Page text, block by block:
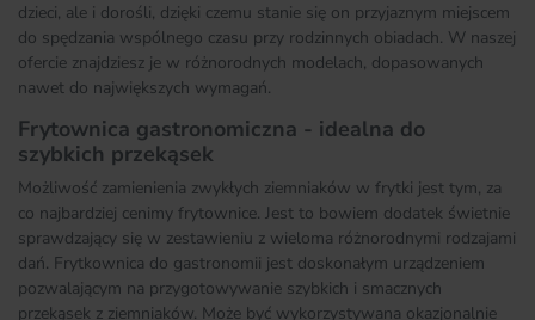
dzieci, ale i dorośli, dzięki czemu stanie się on przyjaznym miejscem
do spędzania wspólnego czasu przy rodzinnych obiadach. W naszej
ofercie znajdziesz je w różnorodnych modelach, dopasowanych
nawet do największych wymagań.
Frytownica gastronomiczna - idealna do
szybkich przekąsek
Możliwość zamienienia zwykłych ziemniaków w frytki jest tym, za
co najbardziej cenimy frytownice. Jest to bowiem dodatek świetnie
sprawdzający się w zestawieniu z wieloma różnorodnymi rodzajami
dań. Frytkownica do gastronomii jest doskonałym urządzeniem
pozwalającym na przygotowywanie szybkich i smacznych
przekąsek z ziemniaków. Może być wykorzystywana okazjonalnie